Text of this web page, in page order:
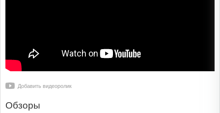
Добавить видеоролик
Обзоры